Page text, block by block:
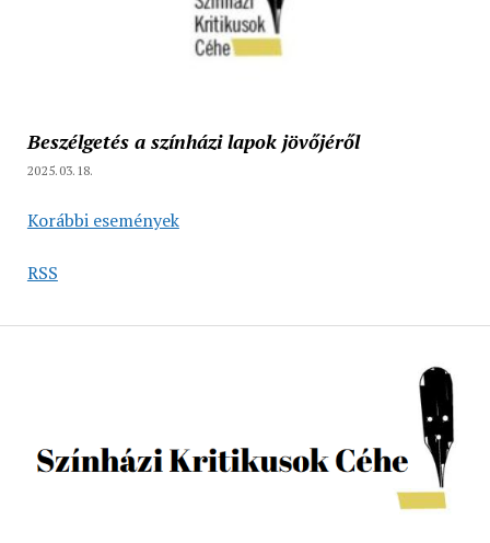
Beszélgetés a színházi lapok jövőjéről
2025.03.18.
Korábbi események
RSS